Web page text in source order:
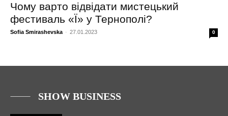
Чому варто відвідати мистецький
фестиваль «Ї» у Тернополі?
Sofia Smirashevska - 27.01.2023 0
SHOW BUSINESS